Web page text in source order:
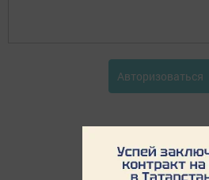
Авторизоваться